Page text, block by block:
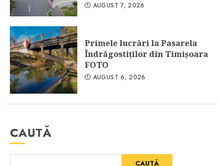
AUGUST 7, 2026
Primele lucrări la Pasarela
Îndrăgostiţilor din Timişoara
FOTO
AUGUST 6, 2026
CAUTĂ
CAUTĂ